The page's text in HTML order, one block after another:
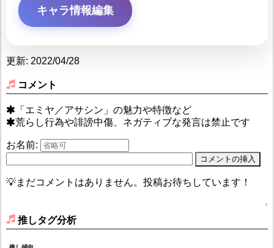
キャラ情報編集
更新: 2022/04/28
コメント
「エミヤ／アサシン」の魅力や特徴など
荒らし行為や誹謗中傷、ネガティブな発言は禁止です
お名前:
💡まだコメントはありません。投稿お待ちしています！
↑
推しタグ分析